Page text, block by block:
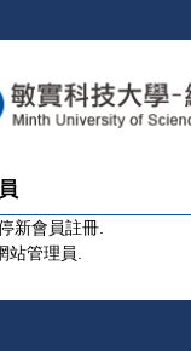
新會員註冊.
站管理員.